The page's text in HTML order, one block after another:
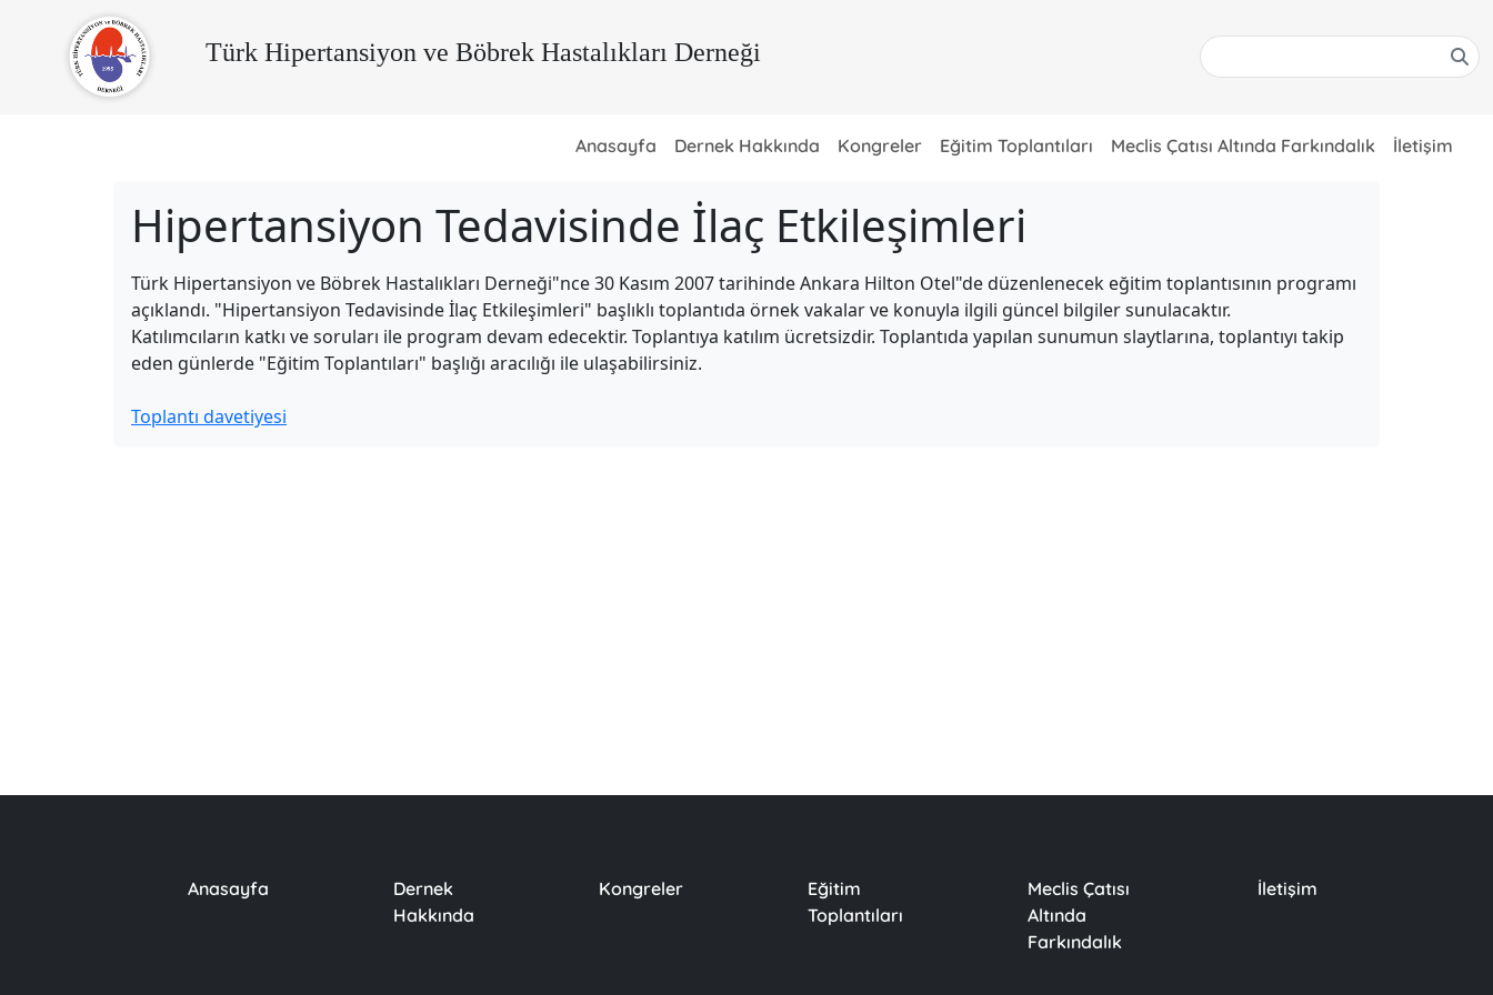
Türk Hipertansiyon ve Böbrek Hastalıkları Derneği
Anasayfa Dernek Hakkında Kongreler Eğitim Toplantıları Meclis Çatısı Altında Farkındalık İletişim
Hipertansiyon Tedavisinde İlaç Etkileşimleri
Türk Hipertansiyon ve Böbrek Hastalıkları Derneği"nce 30 Kasım 2007 tarihinde Ankara Hilton Otel"de düzenlenecek eğitim toplantısının programı
açıklandı. "Hipertansiyon Tedavisinde İlaç Etkileşimleri" başlıklı toplantıda örnek vakalar ve konuyla ilgili güncel bilgiler sunulacaktır.
Katılımcıların katkı ve soruları ile program devam edecektir. Toplantıya katılım ücretsizdir. Toplantıda yapılan sunumun slaytlarına, toplantıyı takip
eden günlerde "Eğitim Toplantıları" başlığı aracılığı ile ulaşabilirsiniz.
Toplantı davetiyesi
Anasayfa
Dernek
Hakkında
Kongreler
Eğitim
Toplantıları
Meclis Çatısı
Altında
Farkındalık
İletişim